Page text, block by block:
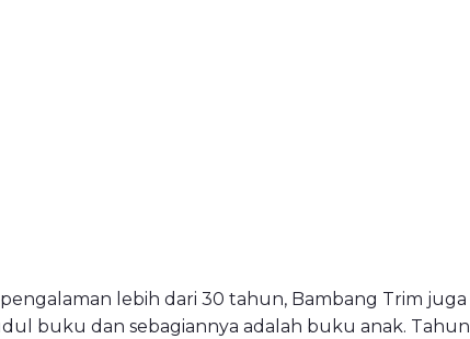
lebih dari 30 tahun, Bambang Trim juga
buku dan sebagiannya adalah buku anak. Tahun